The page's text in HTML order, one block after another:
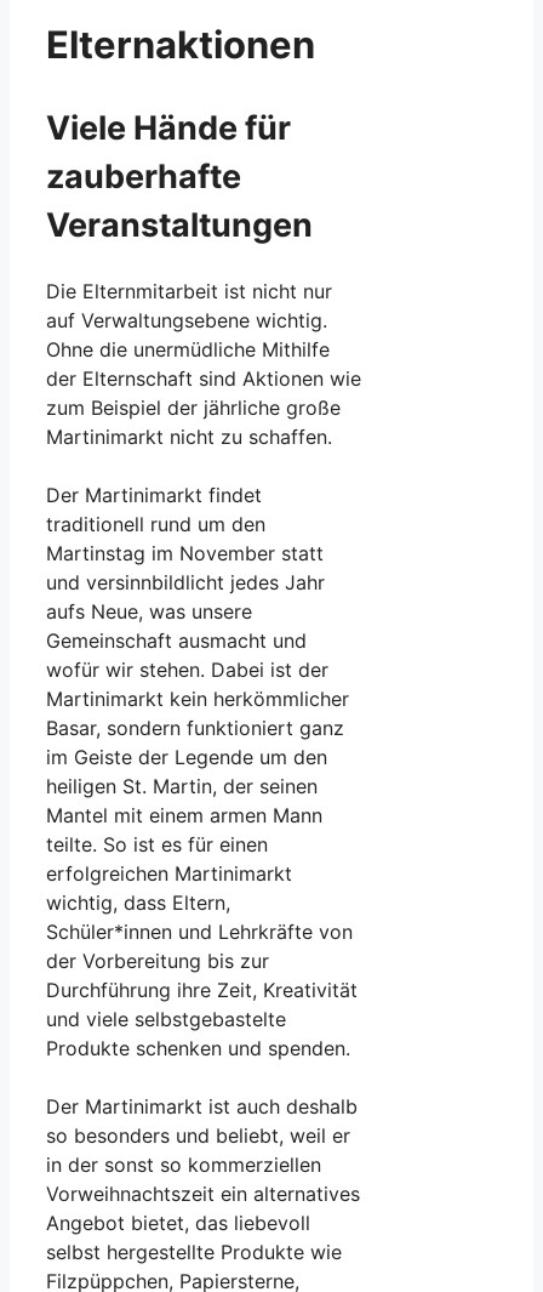
Elternaktionen
Viele Hände für
zauberhafte
Veranstaltungen
Die Elternmitarbeit ist nicht nur
auf Verwaltungsebene wichtig.
Ohne die unermüdliche Mithilfe
der Elternschaft sind Aktionen wie
zum Beispiel der jährliche große
Martinimarkt nicht zu schaffen.
Der Martinimarkt findet
traditionell rund um den
Martinstag im November statt
und versinnbildlicht jedes Jahr
aufs Neue, was unsere
Gemeinschaft ausmacht und
wofür wir stehen. Dabei ist der
Martinimarkt kein herkömmlicher
Basar, sondern funktioniert ganz
im Geiste der Legende um den
heiligen St. Martin, der seinen
Mantel mit einem armen Mann
teilte. So ist es für einen
erfolgreichen Martinimarkt
wichtig, dass Eltern,
Schüler*innen und Lehrkräfte von
der Vorbereitung bis zur
Durchführung ihre Zeit, Kreativität
und viele selbstgebastelte
Produkte schenken und spenden.
Der Martinimarkt ist auch deshalb
so besonders und beliebt, weil er
in der sonst so kommerziellen
Vorweihnachtszeit ein alternatives
Angebot bietet, das liebevoll
selbst hergestellte Produkte wie
Filzpüppchen, Papiersterne,